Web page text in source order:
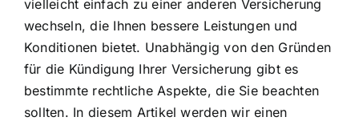
vielleicht einfach zu einer anderen Versicherung
wechseln, die Ihnen bessere Leistungen und
Konditionen bietet. Unabhängig von den Gründen
für die Kündigung Ihrer Versicherung gibt es
bestimmte rechtliche Aspekte, die Sie beachten
sollten. In diesem Artikel werden wir einen